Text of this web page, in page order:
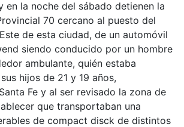
en la noche del sábado detienen la
70 cercano al puesto del
de esta ciudad, de un automóvil
siendo conducido por un hombre
ambulante, quién estaba
hijos de 21 y 19 años,
Fe y al ser revisado la zona de
que transportaban una
de compact disck de distintos